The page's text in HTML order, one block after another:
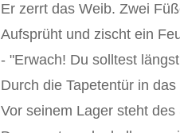
Er zerrt das Weib. Zwei
Aufsprüht und zischt ein
- "Erwach! Du solltest
Durch die Tapetentür in
Vor seinem Lager steht